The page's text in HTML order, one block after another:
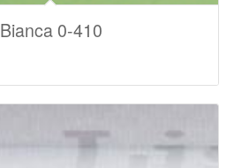
Bianca 0-410